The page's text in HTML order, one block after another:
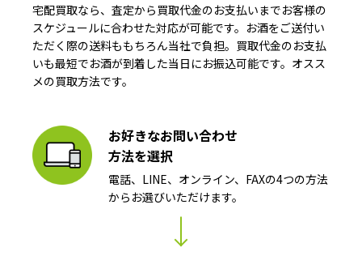
宅配買取なら、査定から買取代金のお支払いまでお客様の
スケジュールに合わせた対応が可能です。お酒をご送付い
ただく際の送料ももちろん当社で負担。買取代金のお支払
いも最短でお酒が到着した当日にお振込可能です。オスス
メの買取方法です。
お好きなお問い合わせ
方法を選択
電話、LINE、オンライン、FAXの4つの方法
からお選びいただけます。